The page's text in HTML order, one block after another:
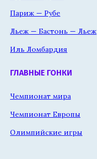
Париж — Рубе
Льеж — Бастонь — Льеж
Иль Ломбардия
ГЛАВНЫЕ ГОНКИ
Чемпионат мира
Чемпионат Европы
Олимпийские игры